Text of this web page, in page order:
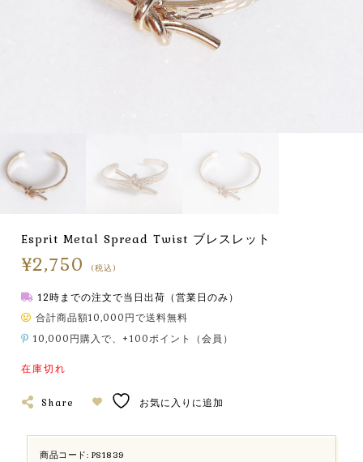
Esprit Metal Spread Twist ブレスレット
¥2,750 (税込)
12時までの注文で当日出荷（営業日のみ）
合計商品額10,000円で送料無料
10,000円購入で、+100ポイント（会員）
在庫切れ
Share お気に入りに追加
商品コード: PS1839